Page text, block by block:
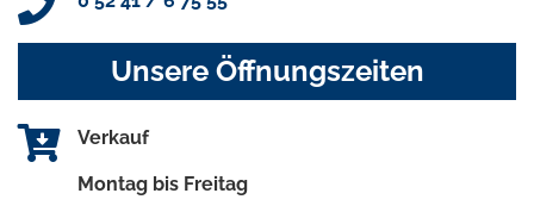
Unsere Öffnungszeiten
Verkauf
Montag bis Freitag